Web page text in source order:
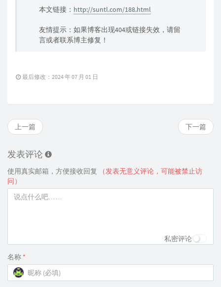
本文链接： http://suntl.com/188.html
友情提示：如果博客出现404或链接失效，请留
言或者联系博主修复！
最后修改：2024 年 07 月 01 日
下一篇
上一篇
发表评论
使用真实邮箱，方便接收回复
（发表无意义评论，可能被禁止访
问）
私密评论
名称 *